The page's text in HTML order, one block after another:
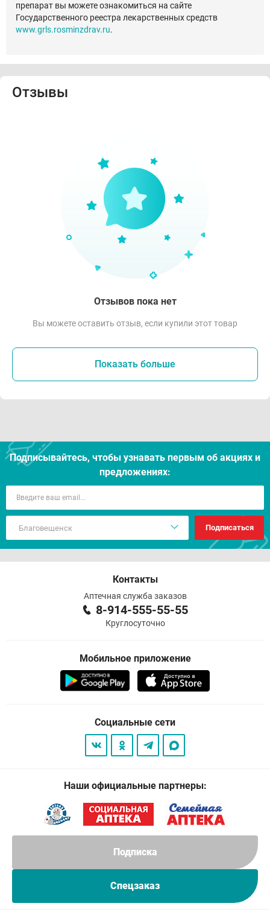
Подписка
Спецзаказ
препарат вы можете ознакомиться на сайте
Государственного реестра лекарственных средств
www.grls.rosminzdrav.ru.
Отзывы
Отзывов пока нет
Вы можете оставить отзыв, если купили этот товар
Показать больше
Подписывайтесь, чтобы узнавать первым об акцияx и
предложениях:
Подписаться
Контакты
Аптечная служба заказов
8-914-555-55-55
Круглосуточно
Мобильное приложение
Социальные сети
Наши официальные партнеры: